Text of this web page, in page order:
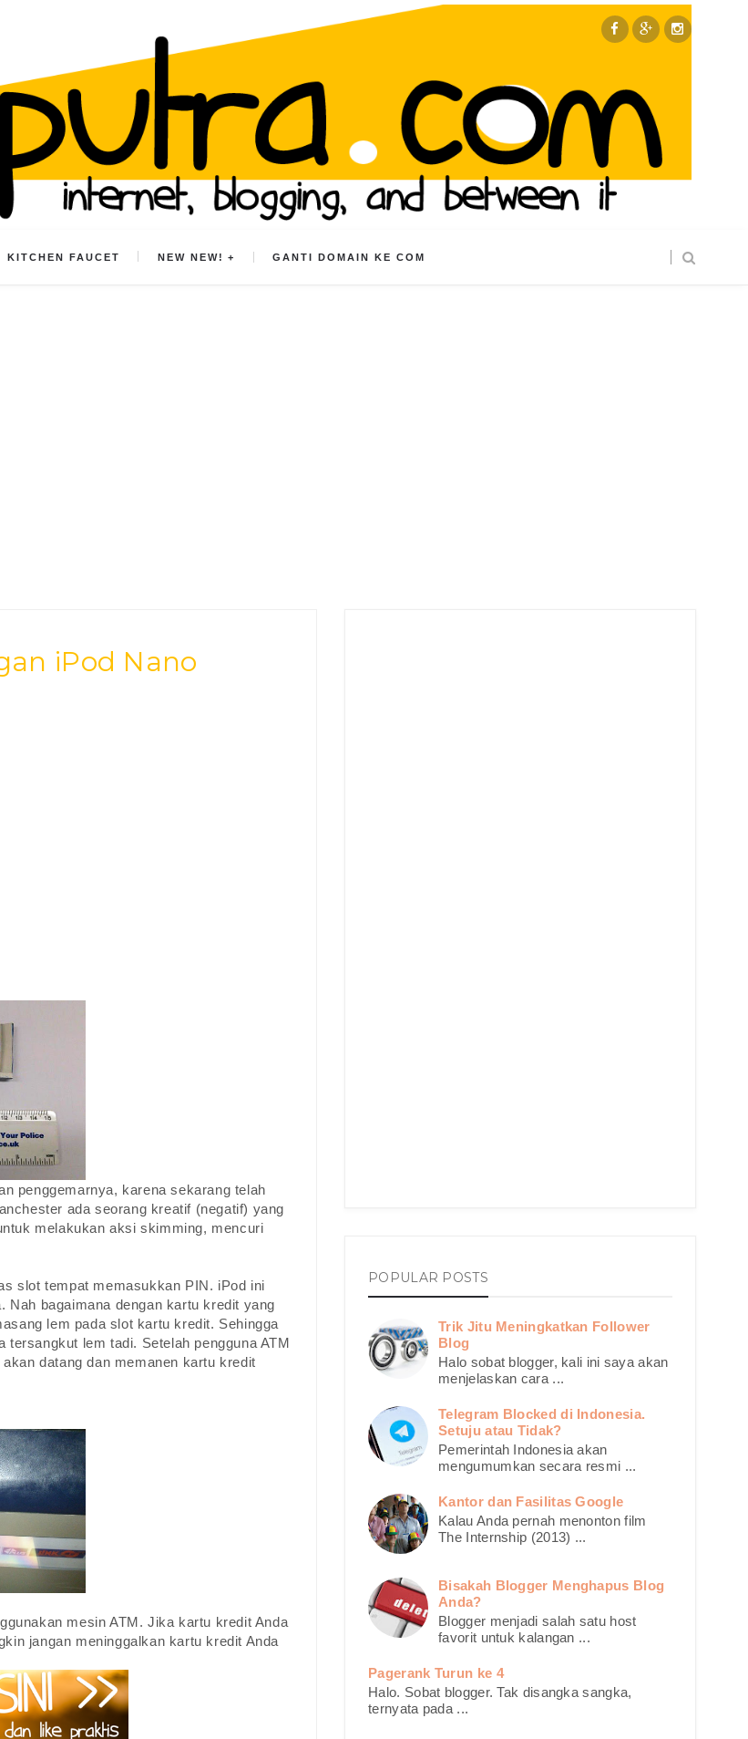
KITCHEN FAUCET NEW NEW! GANTI DOMAIN KE COM
iPod Nano
penggemarnya, karena sekarang telah
ada seorang kreatif (negatif) yang
melakukan aksi skimming, mencuri
slot tempat memasukkan PIN. iPod ini
bagaimana dengan kartu kredit yang
lem pada slot kartu kredit. Sehingga
lem tadi. Setelah pengguna ATM
datang dan memanen kartu kredit
mesin ATM. Jika kartu kredit Anda
jangan meninggalkan kartu kredit Anda
POPULAR POSTS
Trik Jitu Meningkatkan Follower
Blog
Halo sobat blogger, kali ini saya akan
menjelaskan cara ...
Telegram Blocked di Indonesia.
Setuju atau Tidak?
Pemerintah Indonesia akan
mengumumkan secara resmi ...
Kantor dan Fasilitas Google
Kalau Anda pernah menonton film
The Internship (2013) ...
Bisakah Blogger Menghapus Blog
Anda?
Blogger menjadi salah satu host
favorit untuk kalangan ...
Pagerank Turun ke 4
Halo. Sobat blogger. Tak disangka sangka,
ternyata pada ...